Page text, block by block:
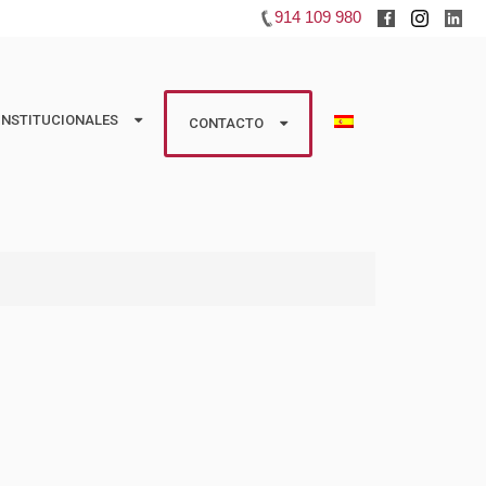
914 109 980
CONTACTO
CONTACTO